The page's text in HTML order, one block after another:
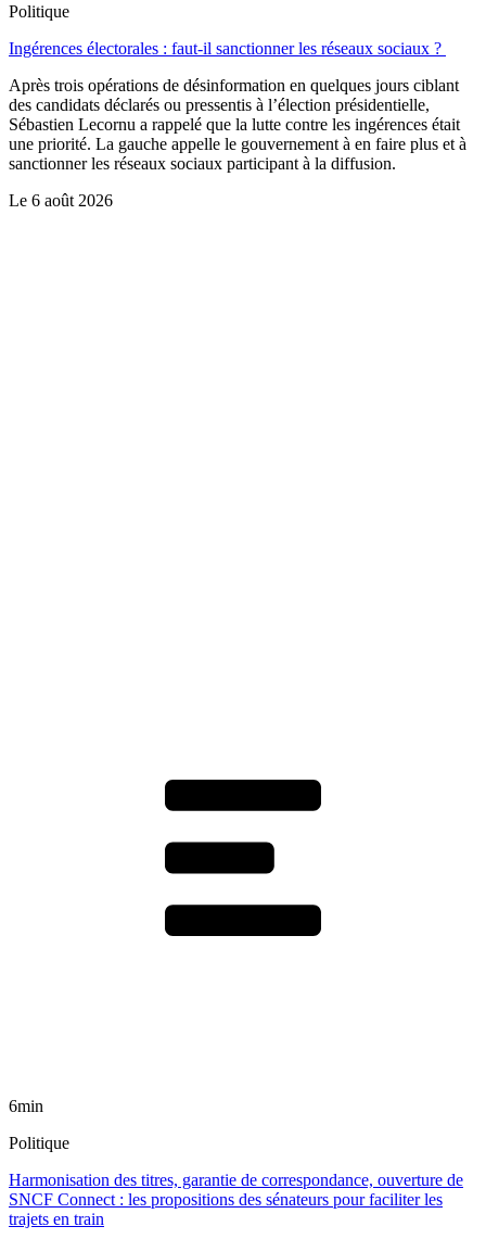
Politique
Ingérences électorales : faut-il sanctionner les réseaux sociaux ?
Après trois opérations de désinformation en quelques jours ciblant
des candidats déclarés ou pressentis à l’élection présidentielle,
Sébastien Lecornu a rappelé que la lutte contre les ingérences était
une priorité. La gauche appelle le gouvernement à en faire plus et à
sanctionner les réseaux sociaux participant à la diffusion.
Le 6 août 2026
6min
Politique
Harmonisation des titres, garantie de correspondance, ouverture de
SNCF Connect : les propositions des sénateurs pour faciliter les
trajets en train